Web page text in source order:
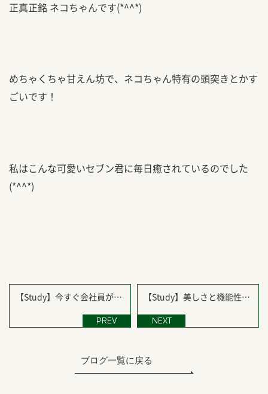
正真正銘 ネコちゃんです(*^^*)
めちゃくちゃ甘えん坊で、ネコちゃん特有の頭突きとかす
ごいです！
私はこんな可愛いセブン君に毎日癒されているのでした
(*^^*)
【Study】今すぐ会社員がや
PREV
【Study】美しさと機能性の
NEXT
ブログ一覧に戻る